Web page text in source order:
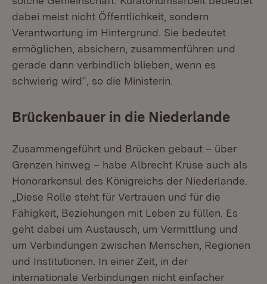
dabei meist nicht Öffentlichkeit, sondern
Verantwortung im Hintergrund. Sie bedeutet
ermöglichen, absichern, zusammenführen und
gerade dann verbindlich blieben, wenn es
schwierig wird“, so die Ministerin.
Brückenbauer in die Niederlande
Zusammengeführt und Brücken gebaut – über
Grenzen hinweg – habe Albrecht Kruse auch als
Honorarkonsul des Königreichs der Niederlande.
„Diese Rolle steht für Vertrauen und für die
Fähigkeit, Beziehungen mit Leben zu füllen. Es
geht dabei um Austausch, um Vermittlung und
um Verbindungen zwischen Menschen, Regionen
und Institutionen. In einer Zeit, in der
internationale Verbindungen nicht einfacher